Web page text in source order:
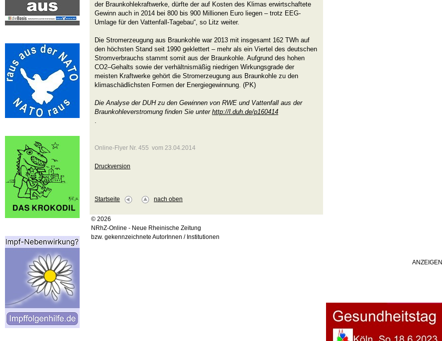
der Braunkohlekraftwerke, dürfte der auf Kosten des Klimas erwirtschaftete
Gewinn auch in 2014 bei 800 bis 900 Millionen Euro liegen – trotz EEG-
Umlage für den Vattenfall-Tagebau“, so Litz weiter.
Die Stromerzeugung aus Braunkohle war 2013 mit insgesamt 162 TWh auf
den höchsten Stand seit 1990 geklettert – mehr als ein Viertel des deutschen
Stromverbrauchs stammt somit aus der Braunkohle. Aufgrund des hohen
CO2–Gehalts sowie der verhältnismäßig niedrigen Wirkungsgrade der
meisten Kraftwerke gehört die Stromerzeugung aus Braunkohle zu den
klimaschädlichsten Formen der Energiegewinnung. (PK)
Die Analyse der DUH zu den Gewinnen von RWE und Vattenfall aus der
Braunkohleverstromung finden Sie unter http://l.duh.de/p160414
.
Online-Flyer Nr. 455 vom 23.04.2014
Druckversion
Startseite nach oben
© 2026
NRhZ-Online - Neue Rheinische Zeitung
bzw. gekennzeichnete AutorInnen / Institutionen
ANZEIGEN